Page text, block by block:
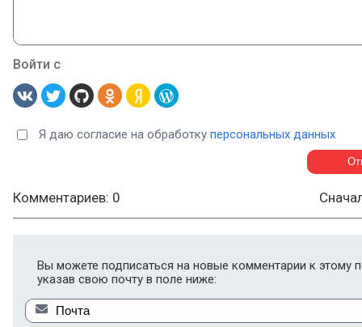
Войти с
Я даю согласие на обработку персональных данных
Комментариев: 0
Вы можете подписаться на новые комментарии к этому
указав свою почту в поле ниже: